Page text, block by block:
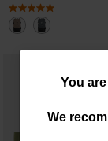
You
are
You
We